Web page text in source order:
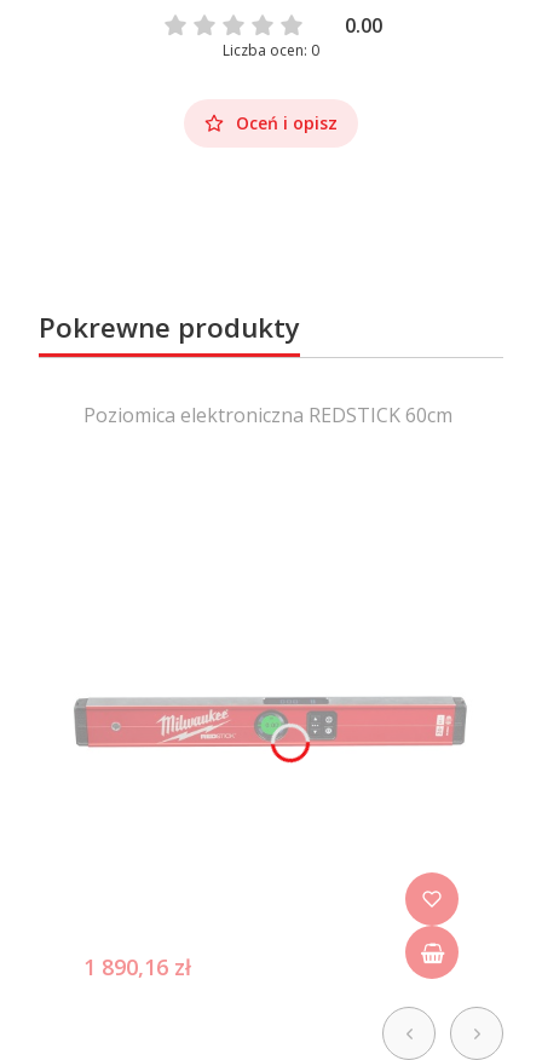
0.00
Liczba ocen: 0
Oceń i opisz
Pokrewne produkty
Poziomica elektroniczna REDSTICK 60cm
1 890,16 zł